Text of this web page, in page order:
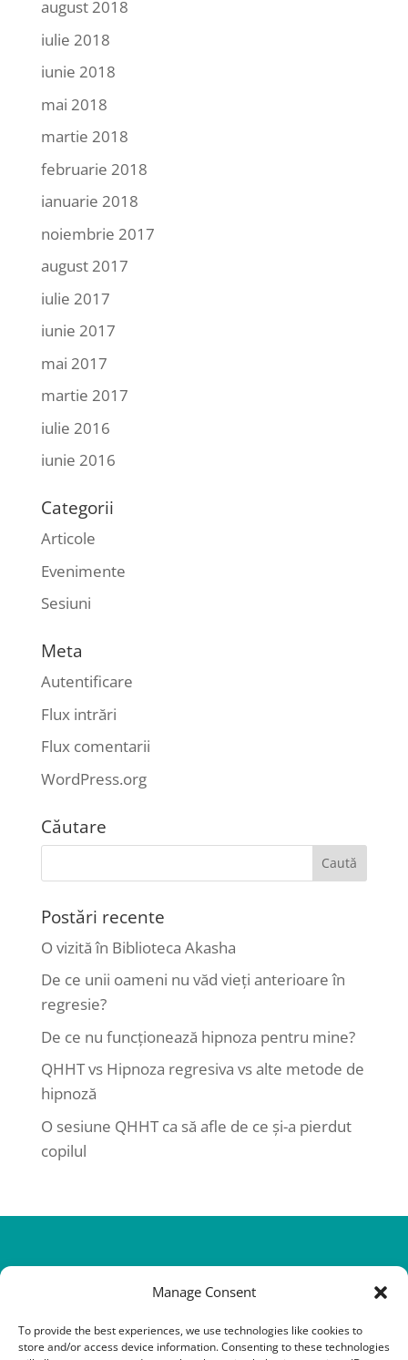
Manage Consent
To provide the best experiences, we use technologies like cookies to
store and/or access device information. Consenting to these technologies
august 2018
iulie 2018
iunie 2018
mai 2018
martie 2018
februarie 2018
ianuarie 2018
noiembrie 2017
august 2017
iulie 2017
iunie 2017
mai 2017
martie 2017
iulie 2016
iunie 2016
Categorii
Articole
Evenimente
Sesiuni
Meta
Autentificare
Flux intrări
Flux comentarii
WordPress.org
Căutare
Postări recente
O vizită în Biblioteca Akasha
De ce unii oameni nu văd vieți anterioare în
regresie?
De ce nu funcționează hipnoza pentru mine?
QHHT vs Hipnoza regresiva vs alte metode de
hipnoză
O sesiune QHHT ca să afle de ce și-a pierdut
copilul